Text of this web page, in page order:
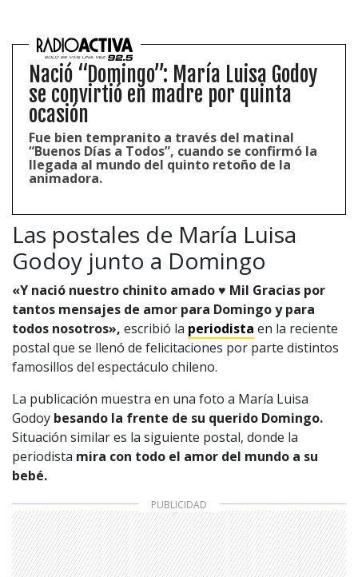
Nació “Domingo”: María Luisa Godoy
se convirtió en madre por quinta
ocasión
Fue bien tempranito a través del matinal
“Buenos Días a Todos”, cuando se confirmó la
llegada al mundo del quinto retoño de la
animadora.
Las postales de María Luisa
Godoy junto a Domingo
«Y nació nuestro chinito amado ♥️ Mil Gracias por
tantos mensajes de amor para Domingo y para
todos nosotros», escribió la periodista en la reciente
postal que se llenó de felicitaciones por parte distintos
famosillos del espectáculo chileno.
La publicación muestra en una foto a María Luisa
Godoy besando la frente de su querido Domingo.
Situación similar es la siguiente postal, donde la
periodista mira con todo el amor del mundo a su
bebé.